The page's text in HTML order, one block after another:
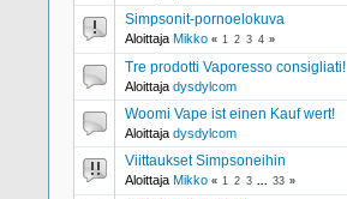
Simpsonit-pornoelokuva
Aloittaja Mikko « 1 2 3 4 »
Tre prodotti Vaporesso consigliati!
Aloittaja dysdylcom
Woomi Vape ist einen Kauf wert!
Aloittaja dysdylcom
Viittaukset Simpsoneihin
Aloittaja Mikko « 1 2 3 ... 33 »